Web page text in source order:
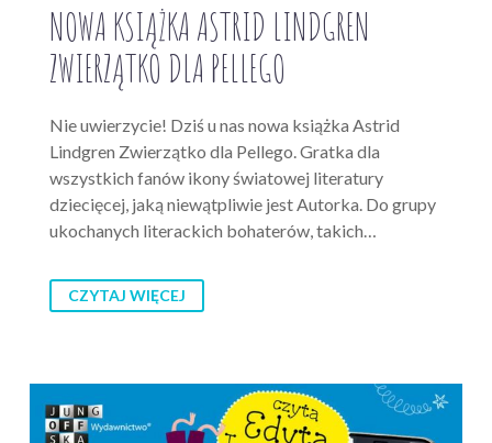
NOWA KSIĄŻKA ASTRID LINDGREN
ZWIERZĄTKO DLA PELLEGO
Nie uwierzycie! Dziś u nas nowa książka Astrid
Lindgren Zwierzątko dla Pellego. Gratka dla
wszystkich fanów ikony światowej literatury
dziecięcej, jaką niewątpliwie jest Autorka. Do grupy
ukochanych literackich bohaterów, takich…
CZYTAJ WIĘCEJ